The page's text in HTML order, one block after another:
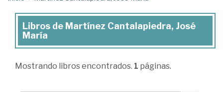
Libros
de
Martínez
Libros de Martínez Cantalapiedra, José
María
Mostrando libros encontrados. 1 páginas.